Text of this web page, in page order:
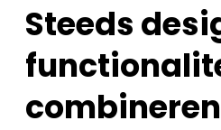
Steeds
combineren